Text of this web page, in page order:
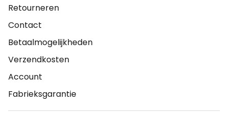
Retourneren
Contact
Betaalmogelijkheden
Verzendkosten
Account
Fabrieksgarantie